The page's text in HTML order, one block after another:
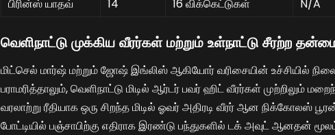
பிரின்ஸ் யாதவ்
14 16 விக்கெட்டுகள் N/A
வெளிநாட்டு முக்கிய வீரர்கள் மற்றும் உள்நாட்டு சீரற்ற
மிட்செல் மார்ஷ் மற்றும் ஜோஷ் இங்லிஸ் ஆகியோர் வரிசையின் உச்சியில்
பராமரித்தாலும், வெளிநாட்டு மிடில் ஆர்டர் பவர் ஹிட் வீரர்கள் முற்றிலும்
வரலாற்று ரீதியாக ஒரு சிறந்த மிடில் ஓவர் அதிரடி வீரர் ஆன நிக்கோலஸ்
போட்டியில் பஞ்சாபிற்கு எதிராக இரண்டு பந்துகளில் டக் அவுட் ஆனதன்